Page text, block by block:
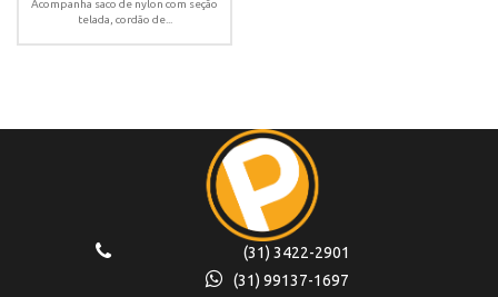
Acompanha saco de nylon com seção
telada, cordão de...
(31) 3422-2901
(31) 99137-1697